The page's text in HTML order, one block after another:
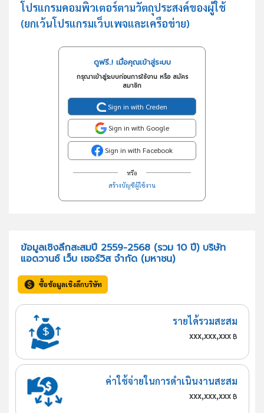
โปรแกรมคอมพิวเตอร์ตามวัตถุประสงค์ของผู้ใช้
(ยกเว้นโปรแกรมเว็บเพจและเครือข่าย)
ดูฟรี..! เมื่อคุณเข้าสู่ระบบ
กรุณาเข้าสู่ระบบก่อนการใช้งาน หรือ สมัคร
สมาชิก
Sign in with Creden
Sign in with Google
Sign in with Facebook
หรือ
สร้างบัญชีผู้ใช้งาน
ข้อมูลเชิงลึกสะสมปี 2559-2568 (รวม 10 ปี) บริษัท
แอดวานซ์ เว็บ เซอร์วิส จำกัด (มหาชน)
ซื้อข้อมูลเชิงลึกบริษัท
รายได้รวมสะสม
xxx,xxx,xxx฿
ค่าใช้จ่ายในการดำเนินงานสะสม
xxx,xxx,xxx฿